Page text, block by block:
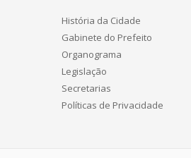
História da Cidade
Gabinete do Prefeito
Organograma
Legislação
Secretarias
Políticas de Privacidade